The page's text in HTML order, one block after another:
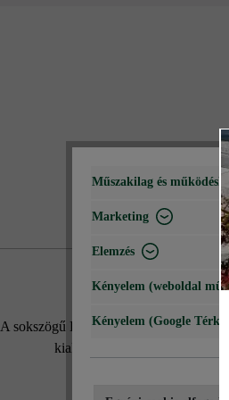
A sokszögű Kusus29 teraszlap nem
kialakítási lehetőségeket visz
Műszakilag és
Marketing
Elemzés
Kényelem (weboldal
Kényelem (Google